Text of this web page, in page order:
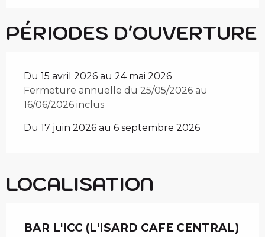
PÉRIODES D'OUVERTURE
Du 15 avril 2026 au 24 mai 2026
Fermeture annuelle du 25/05/2026 au
16/06/2026 inclus
Du 17 juin 2026 au 6 septembre 2026
LOCALISATION
BAR L'ICC (L'ISARD CAFE CENTRAL)